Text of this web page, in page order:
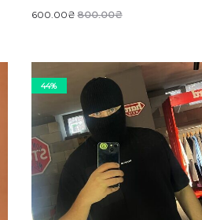
800.00₴
600.00₴
44%